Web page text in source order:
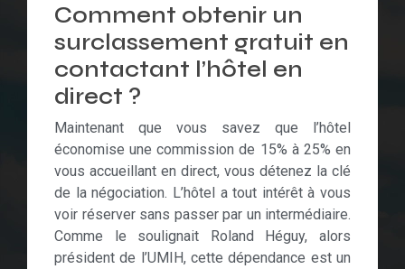
Comment obtenir un
surclassement gratuit en
contactant l’hôtel en
direct ?
Maintenant que vous savez que l’hôtel
économise une commission de 15% à 25% en
vous accueillant en direct, vous détenez la clé
de la négociation. L’hôtel a tout intérêt à vous
voir réserver sans passer par un intermédiaire.
Comme le soulignait Roland Héguy, alors
président de l’UMIH, cette dépendance est un